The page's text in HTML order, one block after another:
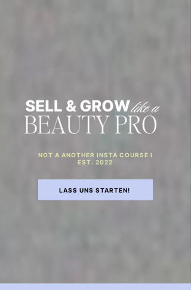
NOT A ANOTHER INSTA COURSE l
EST. 2022
LASS UNS STARTEN!